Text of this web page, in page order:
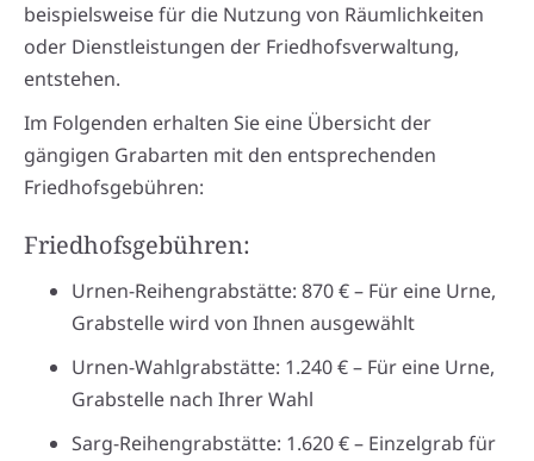
beispielsweise für die Nutzung von Räumlichkeiten
oder Dienstleistungen der Friedhofsverwaltung,
entstehen.
Im Folgenden erhalten Sie eine Übersicht der
gängigen Grabarten mit den entsprechenden
Friedhofsgebühren:
Friedhofsgebühren:
Urnen-Reihengrabstätte: 870 € – Für eine Urne,
Grabstelle wird von Ihnen ausgewählt
Urnen-Wahlgrabstätte: 1.240 € – Für eine Urne,
Grabstelle nach Ihrer Wahl
Sarg-Reihengrabstätte: 1.620 € – Einzelgrab für